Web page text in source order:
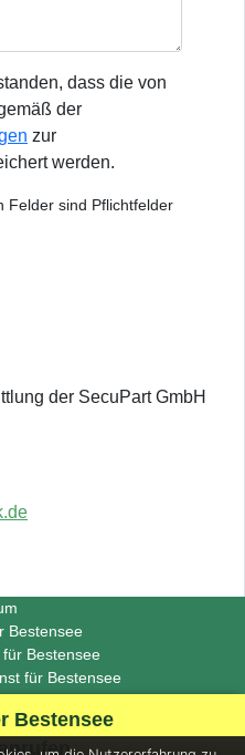
Bestensee
dass die von
der
zur
werden.
Felder sind Pflichtfelder
der SecuPart GmbH
Bestensee
Bestensee
für Bestensee
(Last update 2026-06-29)